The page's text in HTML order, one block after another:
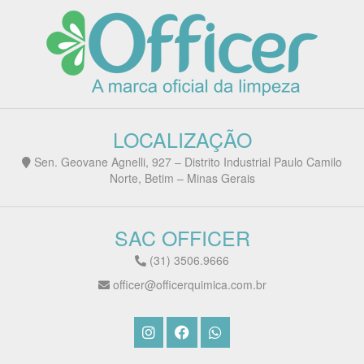
LOCALIZAÇÃO
Sen. Geovane Agnelli, 927 – Distrito Industrial Paulo Camilo
Norte, Betim – Minas Gerais
SAC OFFICER
(31) 3506.9666
officer@officerquimica.com.br